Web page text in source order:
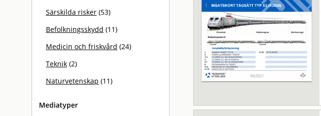
Särskilda risker (53)
Befolkningsskydd (11)
Medicin och friskvård (24)
Teknik (2)
Naturvetenskap (11)
Mediatyper